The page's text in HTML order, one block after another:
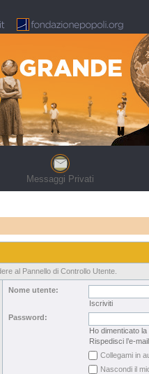
Messaggi Privati
al Pannello di Controllo Utente.
Nome utente:
Iscriviti
Password:
Ho dimenticato
Rispedisci l’e-
Collegami in
Nascondi il